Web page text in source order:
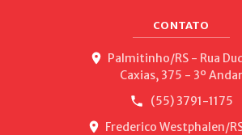
CONTATO
Palmitinho/RS - Rua
Caxias, 375 - 3º Andar
(55) 3791-1175
Frederico Westphalen/